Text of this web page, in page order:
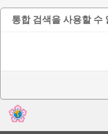
통합 검색을 사용할 수